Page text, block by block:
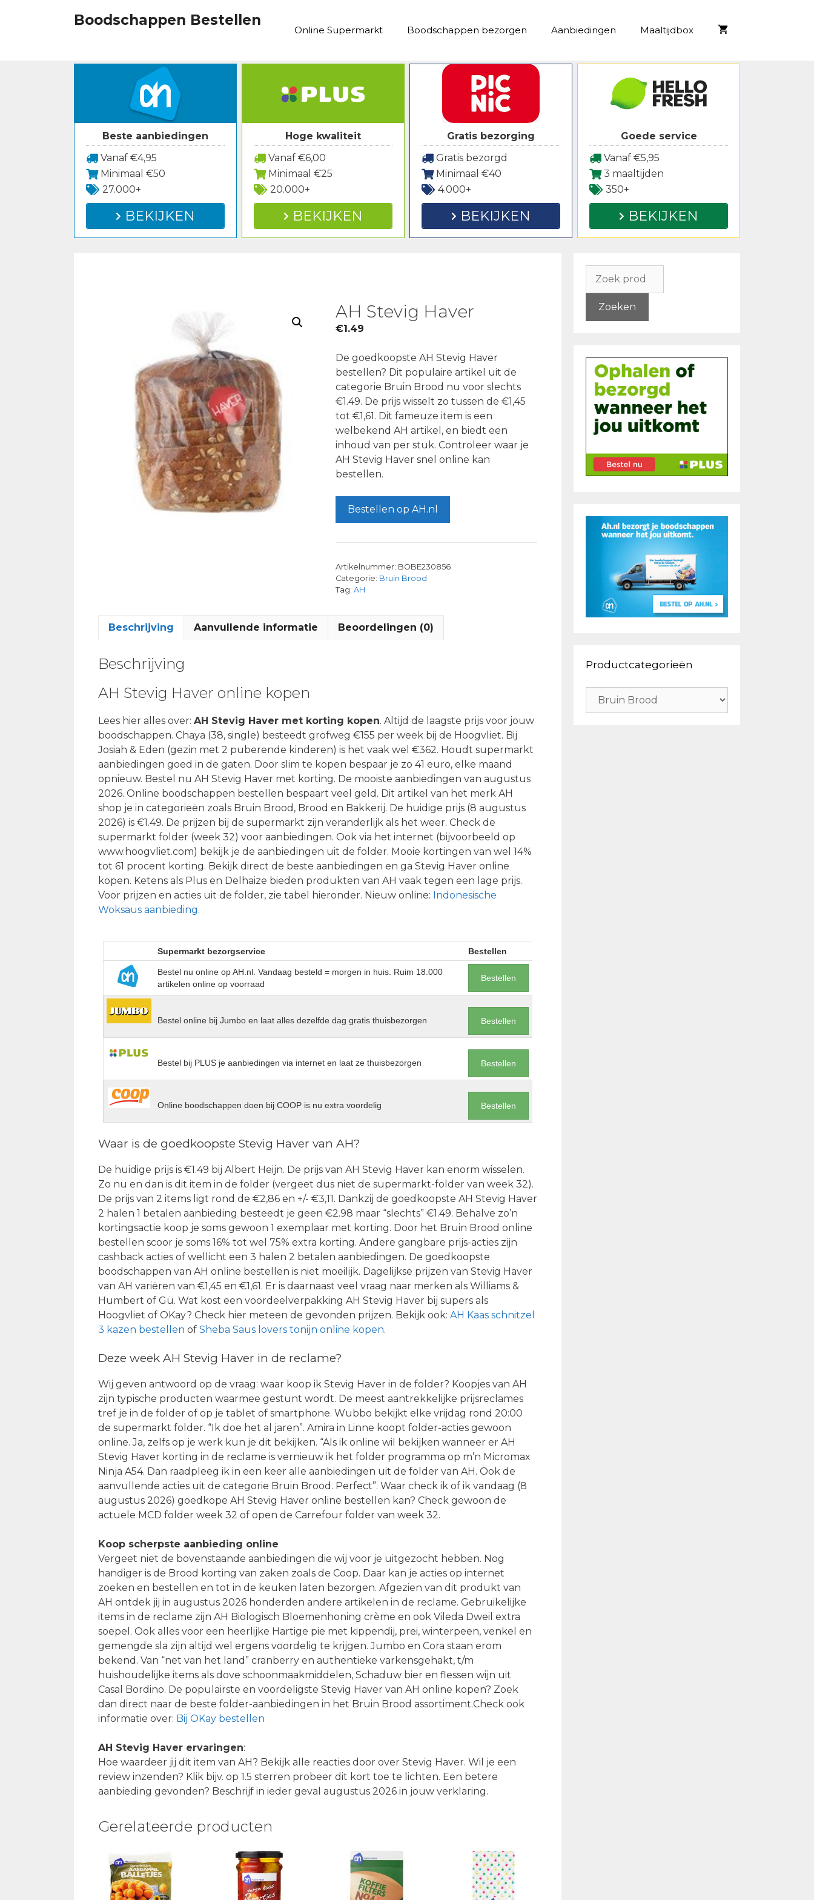
Boodschappen Bestellen
Online Supermarkt Boodschappen bezorgen Aanbiedingen Maaltijdbox
Beste aanbiedingen
Vanaf €4,95
Minimaal €50
27.000+
BEKIJKEN
Hoge kwaliteit
Vanaf €6,00
Minimaal €25
20.000+
BEKIJKEN
Gratis bezorging
Gratis bezorgd
Minimaal €40
4.000+
BEKIJKEN
Goede service
Vanaf €5,95
3 maaltijden
350+
BEKIJKEN
AH Stevig Haver
€1.49
De goedkoopste AH Stevig Haver
bestellen? Dit populaire artikel uit de
categorie Bruin Brood nu voor slechts
€1.49. De prijs wisselt zo tussen de €1,45
tot €1,61. Dit fameuze item is een
welbekend AH artikel, en biedt een
inhoud van per stuk. Controleer waar je
AH Stevig Haver snel online kan
bestellen.
Bestellen op AH.nl
Artikelnummer: BOBE230856
Categorie: Bruin Brood
Tag: AH
Beschrijving Aanvullende informatie Beoordelingen (0)
Beschrijving
AH Stevig Haver online kopen
Lees hier alles over: AH Stevig Haver met korting kopen. Altijd de laagste prijs voor jouw
boodschappen. Chaya (38, single) besteedt grofweg €155 per week bij de Hoogvliet. Bij
Josiah & Eden (gezin met 2 puberende kinderen) is het vaak wel €362. Houdt supermarkt
aanbiedingen goed in de gaten. Door slim te kopen bespaar je zo 41 euro, elke maand
opnieuw. Bestel nu AH Stevig Haver met korting. De mooiste aanbiedingen van augustus
2026. Online boodschappen bestellen bespaart veel geld. Dit artikel van het merk AH
shop je in categorieën zoals Bruin Brood, Brood en Bakkerij. De huidige prijs (8 augustus
2026) is €1.49. De prijzen bij de supermarkt zijn veranderlijk als het weer. Check de
supermarkt folder (week 32) voor aanbiedingen. Ook via het internet (bijvoorbeeld op
www.hoogvliet.com) bekijk je de aanbiedingen uit de folder. Mooie kortingen van wel 14%
tot 61 procent korting. Bekijk direct de beste aanbiedingen en ga Stevig Haver online
kopen. Ketens als Plus en Delhaize bieden produkten van AH vaak tegen een lage prijs.
Voor prijzen en acties uit de folder, zie tabel hieronder. Nieuw online: Indonesische
Woksaus aanbieding.
Supermarkt bezorgservice Bestellen
Bestel nu online op AH.nl. Vandaag besteld = morgen in huis. Ruim 18.000
artikelen online op voorraad
Bestellen
Bestel online bij Jumbo en laat alles dezelfde dag gratis thuisbezorgen Bestellen
Bestel bij PLUS je aanbiedingen via internet en laat ze thuisbezorgen Bestellen
Online boodschappen doen bij COOP is nu extra voordelig Bestellen
Waar is de goedkoopste Stevig Haver van AH?
De huidige prijs is €1.49 bij Albert Heijn. De prijs van AH Stevig Haver kan enorm wisselen.
Zo nu en dan is dit item in de folder (vergeet dus niet de supermarkt-folder van week 32).
De prijs van 2 items ligt rond de €2,86 en +/- €3,11. Dankzij de goedkoopste AH Stevig Haver
2 halen 1 betalen aanbieding besteedt je geen €2.98 maar “slechts” €1.49. Behalve zo’n
kortingsactie koop je soms gewoon 1 exemplaar met korting. Door het Bruin Brood online
bestellen scoor je soms 16% tot wel 75% extra korting. Andere gangbare prijs-acties zijn
cashback acties of wellicht een 3 halen 2 betalen aanbiedingen. De goedkoopste
boodschappen van AH online bestellen is niet moeilijk. Dagelijkse prijzen van Stevig Haver
van AH variëren van €1,45 en €1,61. Er is daarnaast veel vraag naar merken als Williams &
Humbert of Gü. Wat kost een voordeelverpakking AH Stevig Haver bij supers als
Hoogvliet of OKay? Check hier meteen de gevonden prijzen. Bekijk ook: AH Kaas schnitzel
3 kazen bestellen of Sheba Saus lovers tonijn online kopen.
Deze week AH Stevig Haver in de reclame?
Wij geven antwoord op de vraag: waar koop ik Stevig Haver in de folder? Koopjes van AH
zijn typische producten waarmee gestunt wordt. De meest aantrekkelijke prijsreclames
tref je in de folder of op je tablet of smartphone. Wubbo bekijkt elke vrijdag rond 20:00
de supermarkt folder. “Ik doe het al jaren”. Amira in Linne koopt folder-acties gewoon
online. Ja, zelfs op je werk kun je dit bekijken. “Als ik online wil bekijken wanneer er AH
Stevig Haver korting in de reclame is vernieuw ik het folder programma op m’n Micromax
Ninja A54. Dan raadpleeg ik in een keer alle aanbiedingen uit de folder van AH. Ook de
aanvullende acties uit de categorie Bruin Brood. Perfect”. Waar check ik of ik vandaag (8
augustus 2026) goedkope AH Stevig Haver online bestellen kan? Check gewoon de
actuele MCD folder week 32 of open de Carrefour folder van week 32.
Koop scherpste aanbieding online
Vergeet niet de bovenstaande aanbiedingen die wij voor je uitgezocht hebben. Nog
handiger is de Brood korting van zaken zoals de Coop. Daar kan je acties op internet
zoeken en bestellen en tot in de keuken laten bezorgen. Afgezien van dit produkt van
AH ontdek jij in augustus 2026 honderden andere artikelen in de reclame. Gebruikelijke
items in de reclame zijn AH Biologisch Bloemenhoning crème en ook Vileda Dweil extra
soepel. Ook alles voor een heerlijke Hartige pie met kippendij, prei, winterpeen, venkel en
gemengde sla zijn altijd wel ergens voordelig te krijgen. Jumbo en Cora staan erom
bekend. Van “net van het land” cranberry en authentieke varkensgehakt, t/m
huishoudelijke items als dove schoonmaakmiddelen, Schaduw bier en flessen wijn uit
Casal Bordino. De populairste en voordeligste Stevig Haver van AH online kopen? Zoek
dan direct naar de beste folder-aanbiedingen in het Bruin Brood assortiment.Check ook
informatie over: Bij OKay bestellen
AH Stevig Haver ervaringen:
Hoe waardeer jij dit item van AH? Bekijk alle reacties door over Stevig Haver. Wil je een
review inzenden? Klik bijv. op 1.5 sterren probeer dit kort toe te lichten. Een betere
aanbieding gevonden? Beschrijf in ieder geval augustus 2026 in jouw verklaring.
Gerelateerde producten
naar:
Zoeken
Productcategorieën